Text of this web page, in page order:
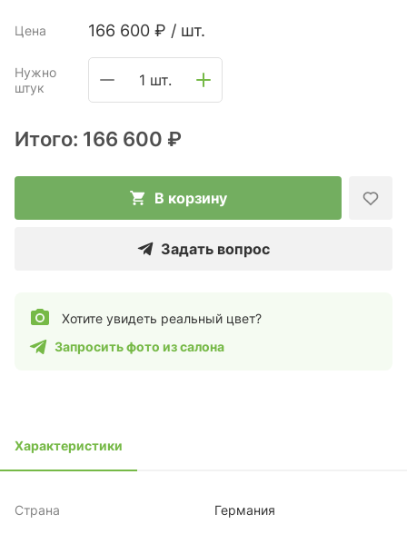
Цена 166 600 ₽ / шт.
Нужно
штук
1 шт.
Итого: 166 600 ₽
В корзину
Задать вопрос
Хотите увидеть реальный цвет?
Запросить фото из салона
Характеристики
Страна Германия